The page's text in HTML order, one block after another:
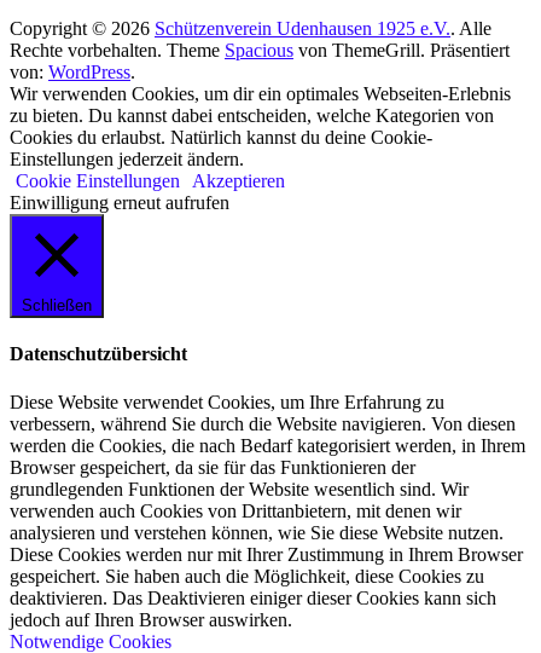
Copyright © 2026 Schützenverein Udenhausen 1925 e.V.. Alle
Rechte vorbehalten. Theme Spacious von ThemeGrill. Präsentiert
von: WordPress.
Wir verwenden Cookies, um dir ein optimales Webseiten-Erlebnis
zu bieten. Du kannst dabei entscheiden, welche Kategorien von
Cookies du erlaubst. Natürlich kannst du deine Cookie-
Einstellungen jederzeit ändern.
Cookie Einstellungen
Akzeptieren
Einwilligung erneut aufrufen
Schließen
Datenschutzübersicht
Diese Website verwendet Cookies, um Ihre Erfahrung zu
verbessern, während Sie durch die Website navigieren. Von diesen
werden die Cookies, die nach Bedarf kategorisiert werden, in Ihrem
Browser gespeichert, da sie für das Funktionieren der
grundlegenden Funktionen der Website wesentlich sind. Wir
verwenden auch Cookies von Drittanbietern, mit denen wir
analysieren und verstehen können, wie Sie diese Website nutzen.
Diese Cookies werden nur mit Ihrer Zustimmung in Ihrem Browser
gespeichert. Sie haben auch die Möglichkeit, diese Cookies zu
deaktivieren. Das Deaktivieren einiger dieser Cookies kann sich
jedoch auf Ihren Browser auswirken.
Notwendige Cookies